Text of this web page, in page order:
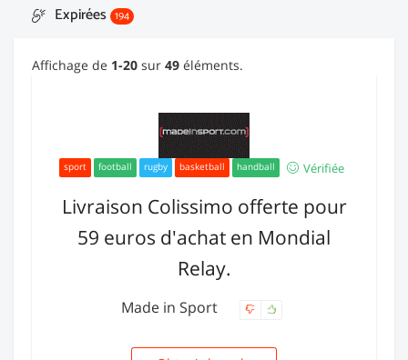
Expirées 194
Affichage de 1-20 sur 49 éléments.
sport football rugby basketball handball Vérifiée
Livraison Colissimo offerte pour
59 euros d'achat en Mondial
Relay.
Made in Sport